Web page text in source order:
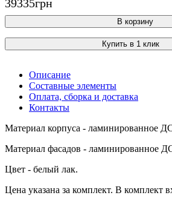
39335грн
В корзину
Купить в 1 клик
Описание
Составные элементы
Оплата, сборка и доставка
Контакты
Материал корпуса - ламинированное
Материал фасадов - ламинированное
Цвет - белый лак.
Цена указана за комплект. В комплект